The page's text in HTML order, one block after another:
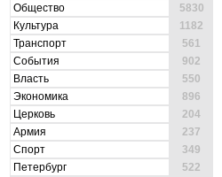
Общество
5830
Культура
1182
Транспорт
561
События
902
Власть
550
Экономика
896
Церковь
204
Армия
237
Спорт
349
Петербург
522